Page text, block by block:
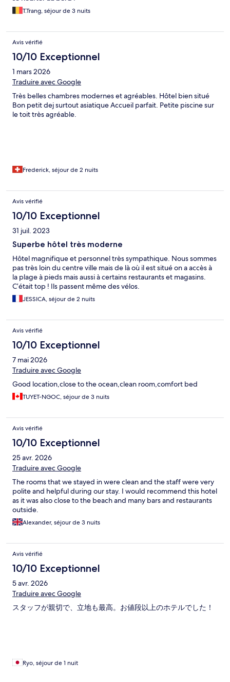
T.Trang, séjour de 3 nuits
Avis vérifié
10/10 Exceptionnel
1 mars 2026
Traduire avec Google
Très belles chambres modernes et agréables. Hôtel bien situé
Bon petit dej surtout asiatique Accueil parfait. Petite piscine sur
le toit très agréable.
Frederick, séjour de 2 nuits
Avis vérifié
10/10 Exceptionnel
31 juil. 2023
Superbe hôtel très moderne
Hôtel magnifique et personnel très sympathique. Nous sommes
pas très loin du centre ville mais de là où il est situé on a accès à
la plage à pieds mais aussi à certains restaurants et magasins.
C’était top ! Ils passent même des vélos.
JESSICA, séjour de 2 nuits
Avis vérifié
10/10 Exceptionnel
7 mai 2026
Traduire avec Google
Good location,close to the ocean,clean room,comfort bed
TUYET-NGOC, séjour de 3 nuits
Avis vérifié
10/10 Exceptionnel
25 avr. 2026
Traduire avec Google
The rooms that we stayed in were clean and the staff were very
polite and helpful during our stay. I would recommend this hotel
as it was also close to the beach and many bars and restaurants
outside.
Alexander, séjour de 3 nuits
Avis vérifié
10/10 Exceptionnel
5 avr. 2026
Traduire avec Google
スタッフが親切で、立地も最高。お値段以上のホテルでした！
Ryo, séjour de 1 nuit